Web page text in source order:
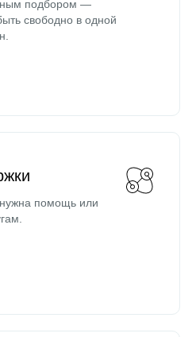
подбором —
свободно в одной
помощь или